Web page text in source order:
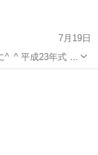
7月19日
式 D